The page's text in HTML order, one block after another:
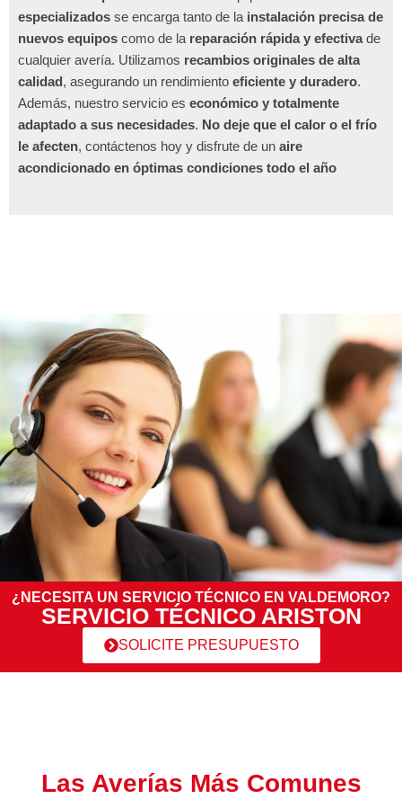
especializados se encarga tanto de la instalación precisa de
nuevos equipos como de la reparación rápida y efectivade
cualquier avería. Utilizamos recambios originales de alta
calidad, asegurando un rendimiento eficiente y duradero.
Además, nuestro servicio es económico y totalmente
adaptado a sus necesidades. No deje que el calor o el frío
le afecten, contáctenos hoy y disfrute de un aire
acondicionado en óptimas condiciones todo el año
¿NECESITA UN SERVICIO TÉCNICO EN VALDEMORO?
SERVICIO TÉCNICO ARISTON
SOLICITE PRESUPUESTO
Las Averías Más Comunes